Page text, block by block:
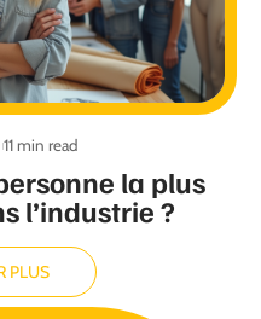
la plus
l’industrie ?
11 min read
PLUS